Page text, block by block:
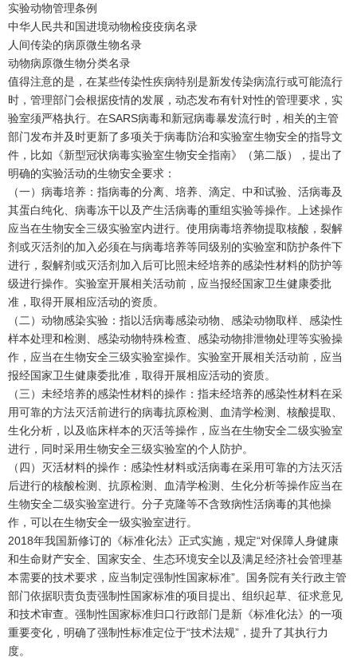
实验动物管理条例
中华人民共和国进境动物检疫疫病名录
人间传染的病原微生物名录
动物病原微生物分类名录
值得注意的是，在某些传染性疾病特别是新发传染病流行或可能流行
时，管理部门会根据疫情的发展，动态发布有针对性的管理要求，实
验室须严格执行。在SARS病毒和新冠病毒暴发流行时，相关的主管
部门发布并及时更新了多项关于病毒防治和实验室生物安全的指导文
件，比如《新型冠状病毒实验室生物安全指南》（第二版），提出了
明确的实验活动的生物安全要求：
（一）病毒培养：指病毒的分离、培养、滴定、中和试验、活病毒及
其蛋白纯化、病毒冻干以及产生活病毒的重组实验等操作。上述操作
应当在生物安全三级实验室内进行。使用病毒培养物提取核酸，裂解
剂或灭活剂的加入必须在与病毒培养等同级别的实验室和防护条件下
进行，裂解剂或灭活剂加入后可比照未经培养的感染性材料的防护等
级进行操作。实验室开展相关活动前，应当报经国家卫生健康委批
准，取得开展相应活动的资质。
（二）动物感染实验：指以活病毒感染动物、感染动物取样、感染性
样本处理和检测、感染动物特殊检查、感染动物排泄物处理等实验操
作，应当在生物安全三级实验室操作。实验室开展相关活动前，应当
报经国家卫生健康委批准，取得开展相应活动的资质。
（三）未经培养的感染性材料的操作：指未经培养的感染性材料在采
用可靠的方法灭活前进行的病毒抗原检测、血清学检测、核酸提取、
生化分析，以及临床样本的灭活等操作，应当在生物安全二级实验室
进行，同时采用生物安全三级实验室的个人防护。
（四）灭活材料的操作：感染性材料或活病毒在采用可靠的方法灭活
后进行的核酸检测、抗原检测、血清学检测、生化分析等操作应当在
生物安全二级实验室进行。分子克隆等不含致病性活病毒的其他操
作，可以在生物安全一级实验室进行。
2018年我国新修订的《标准化法》正式实施，规定“对保障人身健康
和生命财产安全、国家安全、生态环境安全以及满足经济社会管理基
本需要的技术要求，应当制定强制性国家标准”。国务院有关行政主管
部门依据职责负责强制性国家标准的项目提出、组织起草、征求意见
和技术审查。强制性国家标准归口行政部门是新《标准化法》的一项
重要变化，明确了强制性标准定位于“技术法规”，提升了其执行力
度。